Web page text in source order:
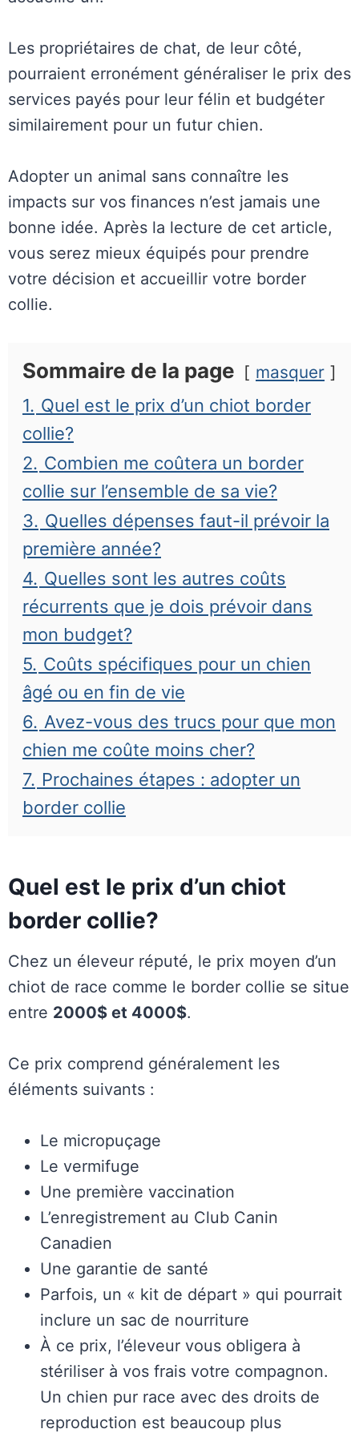
Les propriétaires de chat, de leur côté,
pourraient erronément généraliser le prix des
services payés pour leur félin et budgéter
similairement pour un futur chien.
Adopter un animal sans connaître les
impacts sur vos finances n’est jamais une
bonne idée. Après la lecture de cet article,
vous serez mieux équipés pour prendre
votre décision et accueillir votre border
collie.
Sommaire de la page masquer
1. Quel est le prix d’un chiot border
collie?
2. Combien me coûtera un border
collie sur l’ensemble de sa vie?
3. Quelles dépenses faut-il prévoir la
première année?
4. Quelles sont les autres coûts
récurrents que je dois prévoir dans
mon budget?
5. Coûts spécifiques pour un chien
âgé ou en fin de vie
6. Avez-vous des trucs pour que mon
chien me coûte moins cher?
7. Prochaines étapes : adopter un
border collie
Quel est le prix d’un chiot
border collie?
Chez un éleveur réputé, le prix moyen d’un
chiot de race comme le border collie se situe
entre 2000$ et 4000$.
Ce prix comprend généralement les
éléments suivants :
Le micropuçage
Le vermifuge
Une première vaccination
L’enregistrement au Club Canin
Canadien
Une garantie de santé
Parfois, un « kit de départ » qui pourrait
inclure un sac de nourriture
À ce prix, l’éleveur vous obligera à
stériliser à vos frais votre compagnon.
Un chien pur race avec des droits de
reproduction est beaucoup plus